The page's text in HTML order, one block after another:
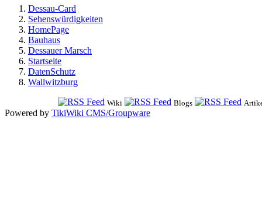
Dessau-Card
Sehenswürdigkeiten
HomePage
Bauhaus
Dessauer Marsch
Startseite
DatenSchutz
Wallwitzburg
Wiki Blogs
Powered by TikiWiki CMS/Groupware